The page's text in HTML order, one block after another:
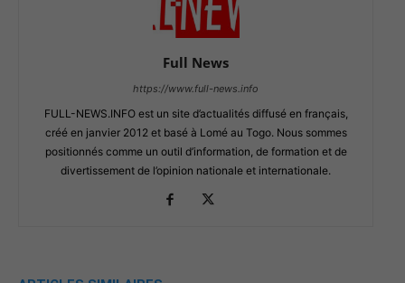
Full News
https://www.full-news.info
FULL-NEWS.INFO est un site d’actualités diffusé en français,
créé en janvier 2012 et basé à Lomé au Togo. Nous sommes
positionnés comme un outil d’information, de formation et de
divertissement de l’opinion nationale et internationale.